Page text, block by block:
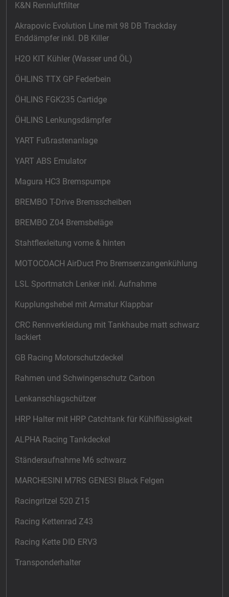
K&N Rennluftfilter
Akrapovic Evolution Line mit 98 DB Trackday
Enddämpfer inkl. DB Killer
H2O KIT Kühler (Wasser und ÖL)
ÖHLINS TTX GP Federbein
ÖHLINS FGK235 Cartidge
ÖHLINS Lenkungsdämpfer
YART Fußrastenanlage
YART ABS Emulator
Magura HC3 Bremspumpe
BREMBO T-Drive Bremsscheiben
BREMBO Z04 Bremsbeläge
Stahtflexleitung vorne & hinten
MOTOCOACH AirDuct Pro Bremsenzangenkühlung
LSL Sportmatch Lenker inkl. Aufnahme
Kupplungshebel mit Armatur Klappbar
CRC Rennverkleidung mit Tankhaube matt schwarz
lackiert
GB Racing Motorschutzdeckel
Rahmen und Schwingenschutz Carbon
Lenkanschlagschützer
HRP Halter mit HRP Catchtank für Kühlflüssigkeit
ALPHA Racing Tankdeckel
Ständeraufnahme M6 schwarz
MARCHESINI M7RS GENESI Black Felgen
Racingritzel 520 Z15
Racing Kettenrad Z43
Racing Kette DID ERV3
Transponderhalter